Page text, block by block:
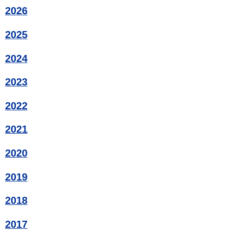
2026
2025
2024
2023
2022
2021
2020
2019
2018
2017